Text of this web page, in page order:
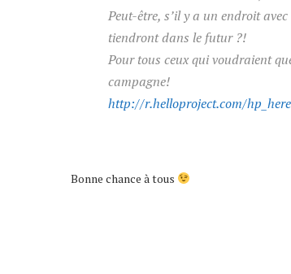
Peut-être, s’il y a un endroit
tiendront dans le futur ?!
Pour tous ceux qui voudraient
campagne!
http://r.helloproject.com/hp_here
Bonne chance à tous